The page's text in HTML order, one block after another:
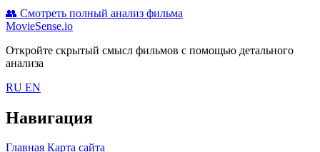
👥 Смотреть полный анализ фильма
MovieSense.io
Откройте скрытый смысл фильмов с помощью детального
анализа
RU EN
Навигация
Главная Карта сайта